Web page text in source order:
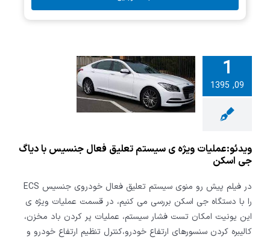
1
09, 1395
ویژه ی
تعلیق فعال
با دیاگ جی
ویدئو:عملیات ویژه ی سیستم تعلیق فعال جنسیس با دیاگ
جی اسکن
در فیلم پیش رو منوی سیستم تعلیق فعال خودروی جنسیس ECS
را با دستگاه جی اسکن بررسی می کنیم، در قسمت عملیات ویژه ی
این یونیت امکان تست فشار سیستم، عملیات پر کردن باد مخزن،
کالیبره کردن سنسورهای ارتفاع خودرو،کنترل تنظیم ارتفاع خودرو و